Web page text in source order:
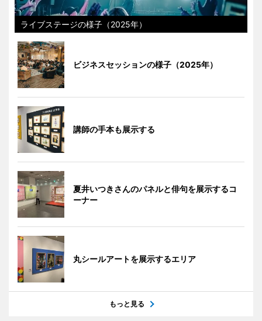
ライブステージの様子（2025年）
ビジネスセッションの様子（2025年）
講師の手本も展示する
夏井いつきさんのパネルと俳句を展示するコ
ーナー
丸シールアートを展示するエリア
もっと見る